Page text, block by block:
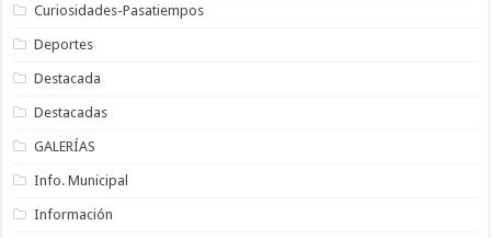
Curiosidades-Pasatiempos
Deportes
Destacada
Destacadas
GALERÍAS
Info. Municipal
Información